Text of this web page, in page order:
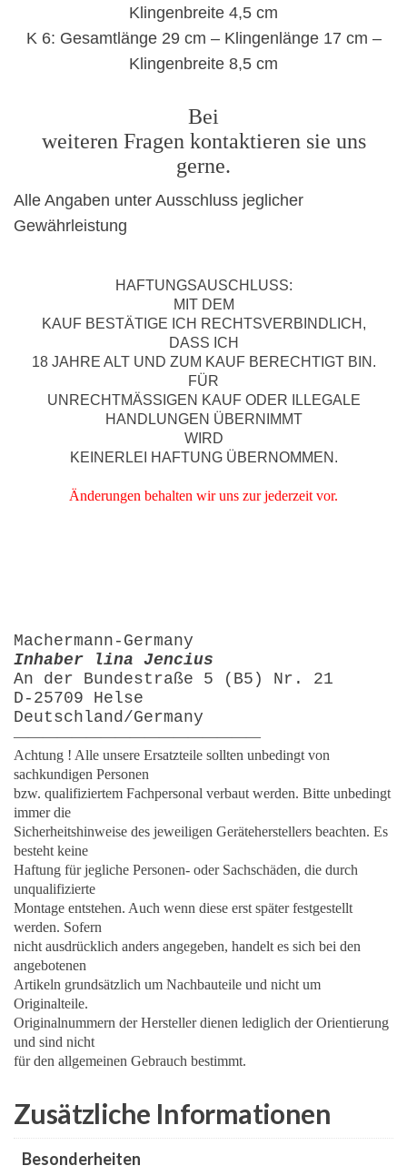
Klingenbreite 4,5 cm
K 6: Gesamtlänge 29 cm – Klingenlänge 17 cm –
Klingenbreite 8,5 cm
Bei
weiteren Fragen kontaktieren sie uns
gerne.
Alle Angaben unter Ausschluss jeglicher
Gewährleistung
HAFTUNGSAUSCHLUSS:
MIT DEM
KAUF BESTÄTIGE ICH RECHTSVERBINDLICH,
DASS ICH
18 JAHRE ALT UND ZUM KAUF BERECHTIGT BIN.
FÜR
UNRECHTMÄSSIGEN KAUF ODER ILLEGALE
HANDLUNGEN ÜBERNIMMT
WIRD
KEINERLEI HAFTUNG ÜBERNOMMEN.
Änderungen behalten wir uns zur jederzeit vor.
Machermann-Germany
Inhaber lina Jencius
An der Bundestraße 5 (B5) Nr. 21
D-25709 Helse
Deutschland/Germany
—————————————————
Achtung ! Alle unsere Ersatzteile sollten unbedingt von
sachkundigen Personen
bzw. qualifiziertem Fachpersonal verbaut werden. Bitte unbedingt
immer die
Sicherheitshinweise des jeweiligen Geräteherstellers beachten. Es
besteht keine
Haftung für jegliche Personen- oder Sachschäden, die durch
unqualifizierte
Montage entstehen. Auch wenn diese erst später festgestellt
werden. Sofern
nicht ausdrücklich anders angegeben, handelt es sich bei den
angebotenen
Artikeln grundsätzlich um Nachbauteile und nicht um
Originalteile.
Originalnummern der Hersteller dienen lediglich der Orientierung
und sind nicht
für den allgemeinen Gebrauch bestimmt.
Zusätzliche Informationen
Besonderheiten